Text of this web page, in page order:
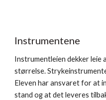
Instrumentene
Instrumentleien dekker leie
størrelse.
Eleven har ansvaret for at
stand og at det leveres